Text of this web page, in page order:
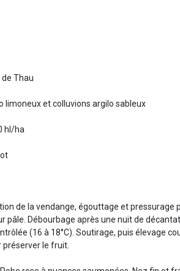
de Thau
limoneux et colluvions argilo sableux
hl/ha
de la vendange, égouttage et pressurage
pâle. Débourbage après une nuit de
(16 à 18°C). Soutirage, puis élevage
préserver le fruit.